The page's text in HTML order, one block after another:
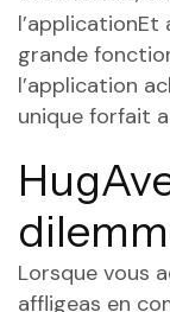
l’applicationEt
grande
l’application
unique forfait
Lorsque vous
affligeas en